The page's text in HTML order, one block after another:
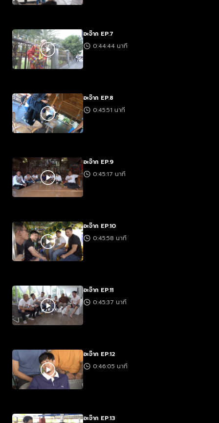
อะจ๊าก EP.7
0:44:44 นาที
อะจ๊าก EP.8
0:45:51 นาที
อะจ๊าก EP.9
0:45:17 นาที
อะจ๊าก EP.10
0:45:58 นาที
อะจ๊าก EP.11
0:45:37 นาที
อะจ๊าก EP.12
0:46:05 นาที
อะจ๊าก EP.13